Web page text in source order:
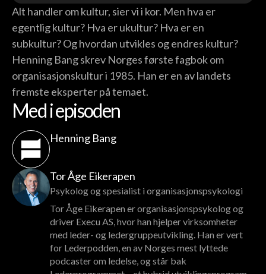
Alt handler om kultur, sier vi i kor. Men hva er
egentlig kultur? Hva er ukultur? Hva er en
subkultur? Og hvordan utvikles og endres kultur?
Henning Bang skrev Norges første fagbok om
organisasjonskultur i 1985. Han er en av landets
fremste eksperter på temaet.
Med i episoden
Henning Bang
Tor Åge Eikerapen
Psykolog og spesialist i organisasjonspsykologi
Tor Åge Eikerapen er organisasjonspsykolog og
driver Execu AS, hvor han hjelper virksomheter
med leder- og ledergruppeutvikling. Han er vert
for Lederpodden, en av Norges mest lyttede
podcaster om ledelse, og står bak